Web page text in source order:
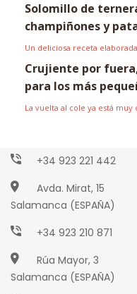
Solomillo de
champiñones y
Un deliciosa receta
Crujiente por
para los más
La vuelta al cole ya está muy
Paseo Torres
+34 923 221 442
Avda. Mirat, 15
Salamanca (ESPAÑA)
+34 923 210 871
Rúa Mayor, 3
Salamanca (ESPAÑA)